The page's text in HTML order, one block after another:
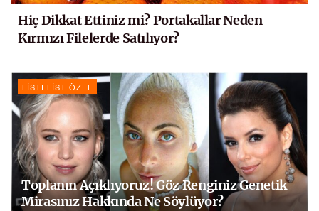
Hiç Dikkat Ettiniz mi? Portakallar Neden
Kırmızı Filelerde Satılıyor?
LISTELIST ÖZEL
Toplanın Açıklıyoruz! Göz Renginiz Genetik
Mirasınız Hakkında Ne Söylüyor?